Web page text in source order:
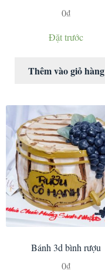
0₫
Đặt trước
Thêm vào giỏ hàng
Bánh 3d bình rượu
0₫